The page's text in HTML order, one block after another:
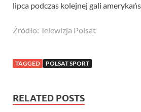
lipca podczas kolejnej gali
Źródło: Telewizja Polsat
TAGGED POLSAT SPORT
RELATED POSTS